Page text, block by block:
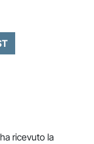
ricevuto la